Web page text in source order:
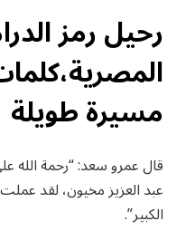
رحيل رمز
مسيرة طويلة
قال عمرو سعد: “رحمة الله
عبد العزيز مخيون، لقد
الكبير”.